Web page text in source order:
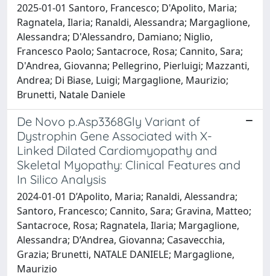
2025-01-01 Santoro, Francesco; D'Apolito, Maria;
Ragnatela, Ilaria; Ranaldi, Alessandra; Margaglione,
Alessandra; D'Alessandro, Damiano; Niglio,
Francesco Paolo; Santacroce, Rosa; Cannito, Sara;
D'Andrea, Giovanna; Pellegrino, Pierluigi; Mazzanti,
Andrea; Di Biase, Luigi; Margaglione, Maurizio;
Brunetti, Natale Daniele
De Novo p.Asp3368Gly Variant of
Dystrophin Gene Associated with X-
Linked Dilated Cardiomyopathy and
Skeletal Myopathy: Clinical Features and
In Silico Analysis
2024-01-01 D’Apolito, Maria; Ranaldi, Alessandra;
Santoro, Francesco; Cannito, Sara; Gravina, Matteo;
Santacroce, Rosa; Ragnatela, Ilaria; Margaglione,
Alessandra; D’Andrea, Giovanna; Casavecchia,
Grazia; Brunetti, NATALE DANIELE; Margaglione,
Maurizio